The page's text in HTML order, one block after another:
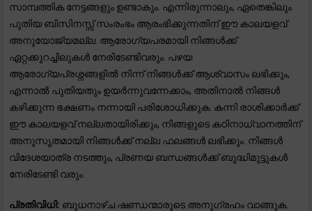
സാമ്പത്തിക നേട്ടങ്ങളും ഉണ്ടാകും. എന്നിരുന്നാലും, ഏതെങ്കിലും
പുതിയ ബിസിനസ്സ് സംരംഭം ആരംഭിക്കുന്നതിന് ഈ കാലയളവ്
അനുയോജ്യമല്ല. ആരോഗ്യപരമായി നിങ്ങൾക്ക്
ഏറ്റക്കുറച്ചിലുകൾ നേരിടേണ്ടിവരും. പഴയ
ആരോഗ്യപ്രശ്നങ്ങളിൽ നിന്ന് നിങ്ങൾക്ക് ആശ്വാസം ലഭിക്കും,
എന്നാൽ പുതിയതും ഉയർന്നുവന്നേക്കാം, അതിനാൽ നിങ്ങൾ
കഴിക്കുന്ന ഭക്ഷണം നന്നായി പരിശോധിക്കുക. കന്നി രാശിക്കാർക്ക്
ഈ കാലയളവ് നല്ലതായിരിക്കും, നിങ്ങളുടെ കഠിനാധ്വാനത്തിന്
അനുസൃതമായി നിങ്ങൾക്ക് നല്ല ഫലങ്ങൾ ലഭിക്കും. നിങ്ങൾ
വിദേശയാത്ര നടത്തും, പ്രണയ ബന്ധങ്ങൾക്ക് ബുദ്ധിമുട്ടുകൾ
നേരിടേണ്ടി വരും.
പ്രതിവിധി: ബുധനാഴ്ച ഷണ്ഡന്മാരുടെ അനുഗ്രഹം വാങ്ങുക.